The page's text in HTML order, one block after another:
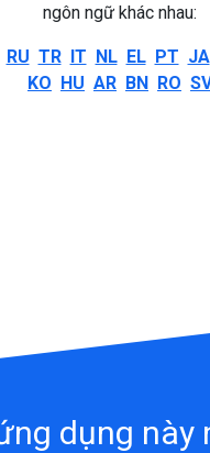
ngôn ngữ khác nhau:
RU TR IT NL EL PT JA
KO HU AR BN RO
dụng này